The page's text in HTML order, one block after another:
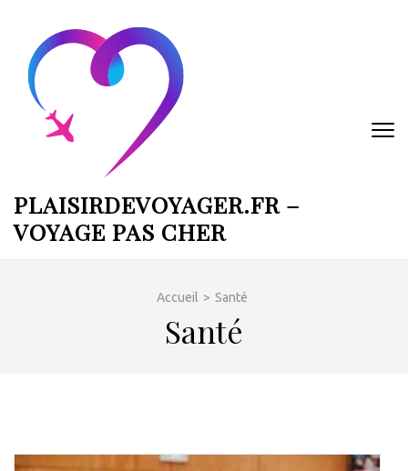
contenu
(Pressez
Entrée)
PLAISIRDEVOYAGER.FR –
VOYAGE PAS CHER
Accueil > Santé
Santé